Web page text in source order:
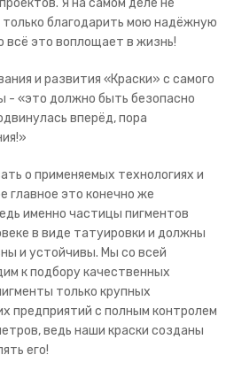
Я на самом деле не
благодарить мою надёжную
всё это воплощает в жизнь!
и развития «Краски» с самого
- «это должно быть безопасно
вперёд, пора
о применяемых технологиях и
главное это конечно же
именно частицы пигментов
в виде татуировки и должны
и устойчивы. Мы со всей
к подбору качественных
только крупных
предприятий с полным контролем
ведь наши краски созданы
его!